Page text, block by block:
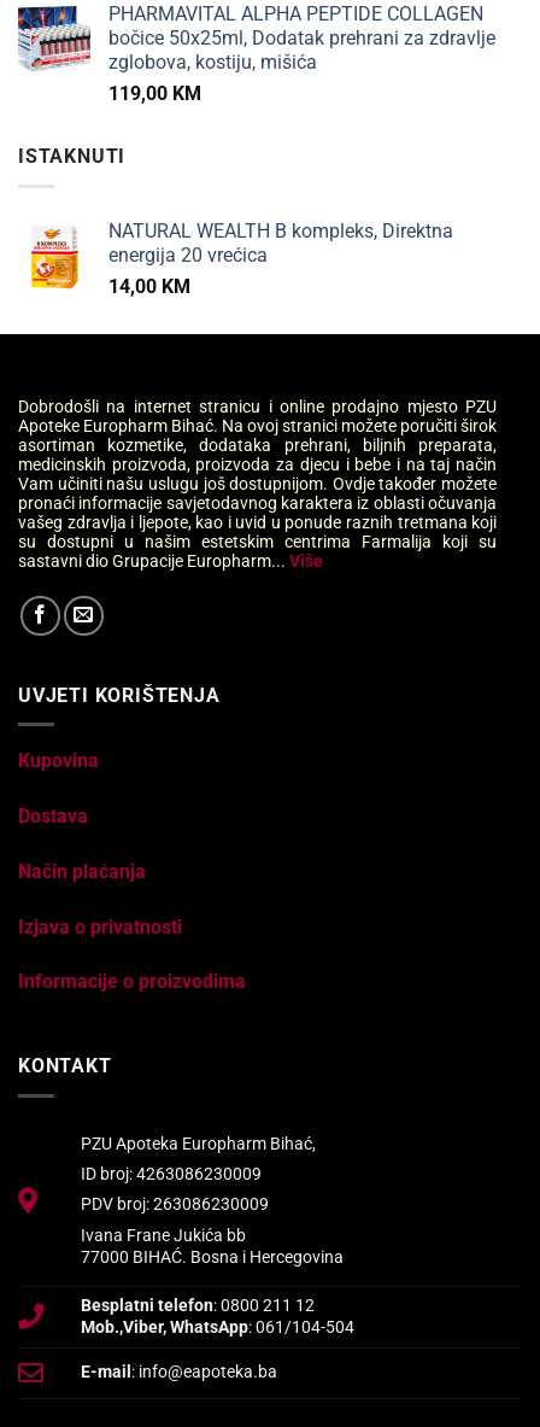
PHARMAVITAL ALPHA PEPTIDE COLLAGEN
bočice 50x25ml, Dodatak prehrani za zdravlje
zglobova, kostiju, mišića
119,00 KM
ISTAKNUTI
NATURAL WEALTH B kompleks, Direktna
energija 20 vrećica
14,00 KM
Dobrodošli na internet stranicu i online prodajno mjesto PZU
Apoteke Europharm Bihać. Na ovoj stranici možete poručiti širok
asortiman kozmetike, dodataka prehrani, biljnih preparata,
medicinskih proizvoda, proizvoda za djecu i bebe i na taj način
Vam učiniti našu uslugu još dostupnijom. Ovdje također možete
pronaći informacije savjetodavnog karaktera iz oblasti očuvanja
vašeg zdravlja i ljepote, kao i uvid u ponude raznih tretmana koji
su dostupni u našim estetskim centrima Farmalija koji su
sastavni dio Grupacije Europharm... Više
UVJETI KORIŠTENJA
Kupovina
Dostava
Način plaćanja
Izjava o privatnosti
Informacije o proizvodima
KONTAKT
PZU Apoteka Europharm Bihać,
ID broj: 4263086230009
PDV broj: 263086230009
Ivana Frane Jukića bb
77000 BIHAĆ. Bosna i Hercegovina
Besplatni telefon: 0800 211 12
Mob.,Viber, WhatsApp: 061/104-504
E-mail : info@eapoteka.ba